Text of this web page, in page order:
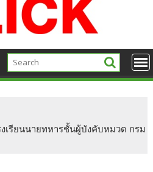
เรียนนายทหารชั้นผู้บังคับหมวด กรม